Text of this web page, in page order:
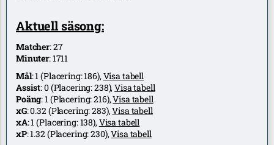
Aktuell säsong:
Matcher:27
Minuter:1711
Mål:1(Placering:186),Visa tabell
Assist:0(Placering:238),Visa tabell
Poäng:1(Placering:216),Visa tabell
xG:0.32(Placering:283),Visa tabell
xA:1(Placering:138),Visa tabell
xP:1.32(Placering:230),Visa tabell